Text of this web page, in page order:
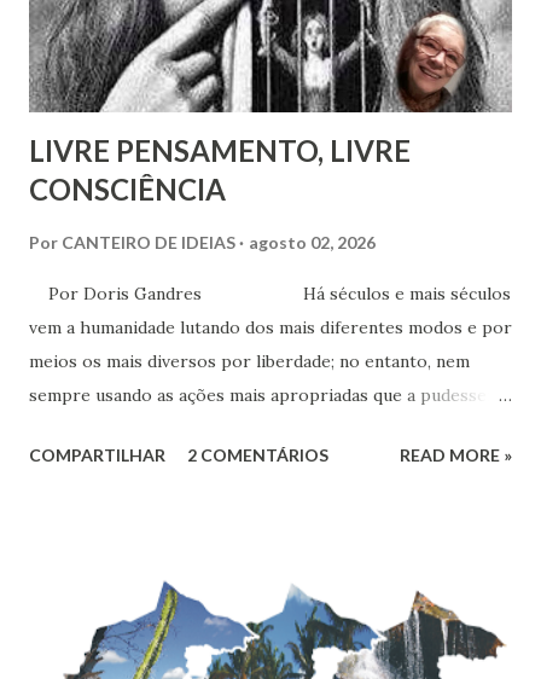
Espírita.
LIVRE PENSAMENTO, LIVRE
CONSCIÊNCIA
Por CANTEIRO DE IDEIAS agosto 02, 2026
Por Doris Gandres Há séculos e mais séculos
vem a humanidade lutando dos mais diferentes modos e por
meios os mais diversos por liberdade; no entanto, nem
sempre usando as ações mais apropriadas que a pudessem
aspecto material, terreno... Mesmo civilizações,
onde vige pressão, opressão, cerceamento, coação e
censura. E não podemos falar apenas do ponto de vista
geral, social, de cidadania, de direitos humanos etc, mas
COMPARTILHAR 2 COMENTÁRIOS READ MORE »